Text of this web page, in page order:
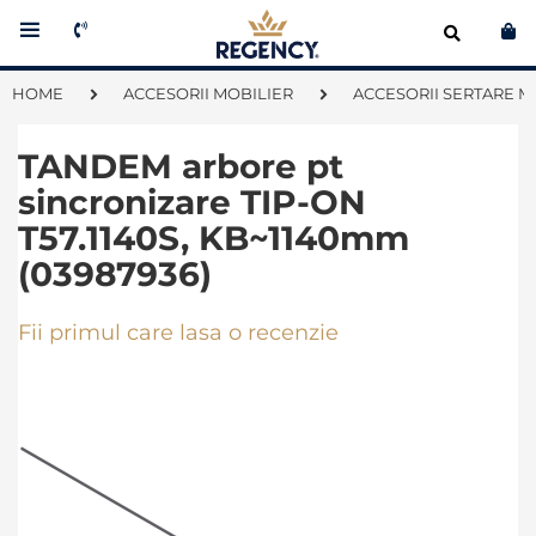
HOME ACCESORII MOBILIER ACCESORII SERTARE
end
TANDEM arbore pt
sincronizare TIP-ON
T57.1140S, KB~1140mm
(03987936)
Fii primul care lasa o recenzie